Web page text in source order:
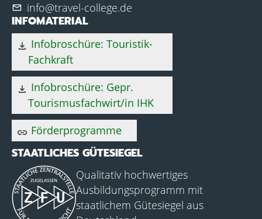
mail info@travel-college.de
INFOMATERIAL
download Infobroschüre: Touristik-
Fachkraft
download Infobroschüre: Gepr.
Tourismusfachwirt/in IHK
link Förderprogramme
STAATLICHES GÜTESIEGEL
Qualitativ hochwertiges
Ausbildungsprogramm mit
staatlichem Gütesiegel aus